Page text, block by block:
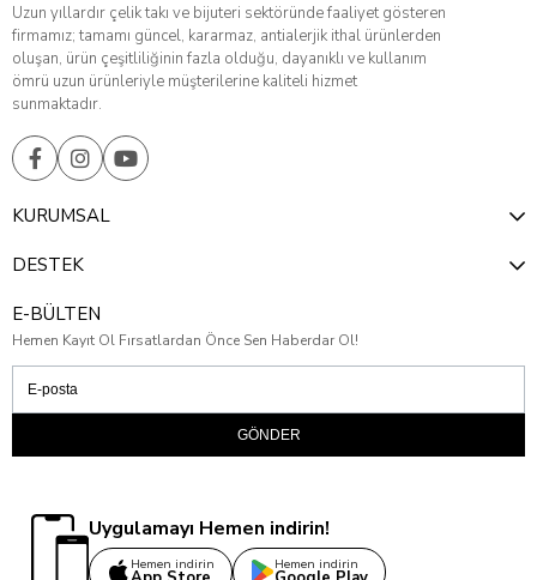
Uzun yıllardır çelik takı ve bijuteri sektöründe faaliyet gösteren
firmamız; tamamı güncel, kararmaz, antialerjik ithal ürünlerden
oluşan, ürün çeşitliliğinin fazla olduğu, dayanıklı ve kullanım
ömrü uzun ürünleriyle müşterilerine kaliteli hizmet
sunmaktadır.
KURUMSAL
DESTEK
E-BÜLTEN
Hemen Kayıt Ol Fırsatlardan Önce Sen Haberdar Ol!
GÖNDER
Uygulamayı Hemen indirin!
Hemen indirin Hemen indirin